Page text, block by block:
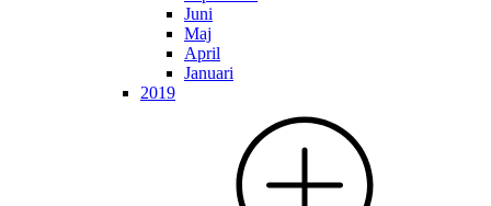
Juni
Maj
April
Januari
2019